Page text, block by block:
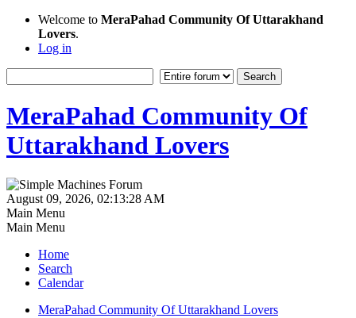
Welcome to MeraPahad Community Of Uttarakhand
Lovers.
Log in
MeraPahad Community Of
Uttarakhand Lovers
August 09, 2026, 02:13:28 AM
Main Menu
Main Menu
Home
Search
Calendar
MeraPahad Community Of Uttarakhand Lovers